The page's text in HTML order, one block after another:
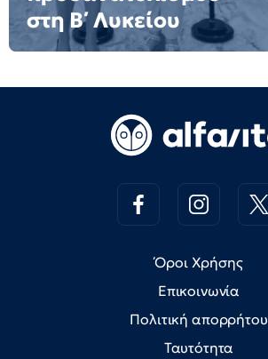
στη Β΄ Λυκείου
Όροι Χρήσης
Επικοινωνία
Πολιτική απορρήτου
Ταυτότητα